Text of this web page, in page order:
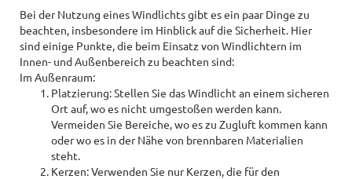
Bei der Nutzung eines Windlichts gibt es ein paar Dinge zu
beachten, insbesondere im Hinblick auf die Sicherheit. Hier
sind einige Punkte, die beim Einsatz von Windlichtern im
Innen- und Außenbereich zu beachten sind:
Im Außenraum:
Platzierung: Stellen Sie das Windlicht an einem sicheren
Ort auf, wo es nicht umgestoßen werden kann.
Vermeiden Sie Bereiche, wo es zu Zugluft kommen kann
oder wo es in der Nähe von brennbaren Materialien
steht.
Kerzen: Verwenden Sie nur Kerzen, die für den